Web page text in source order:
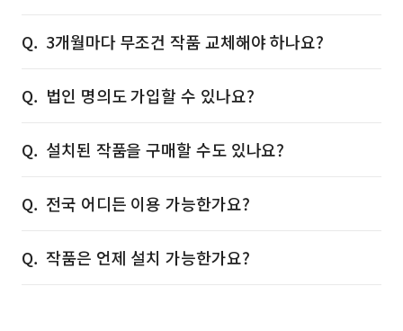
3개월마다 무조건 작품 교체해야 하나요?
법인 명의도 가입할 수 있나요?
설치된 작품을 구매할 수도 있나요?
전국 어디든 이용 가능한가요?
작품은 언제 설치 가능한가요?